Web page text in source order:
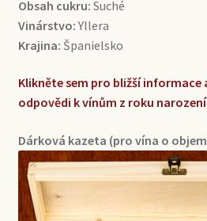
Obsah cukru: Suché
Vinárstvo:Yllera
Krajina: Španielsko
Klikněte sem pro bližší informace
odpovědi k vínům z roku narození
Dárková kazeta (pro vína o